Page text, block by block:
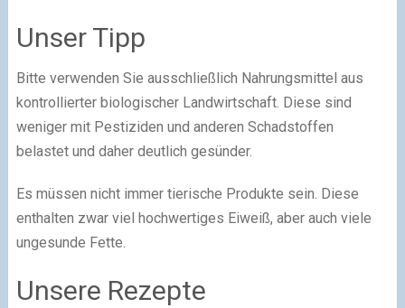
Unser Tipp
Bitte verwenden Sie ausschließlich Nahrungsmittel aus
kontrollierter biologischer Landwirtschaft. Diese sind
weniger mit Pestiziden und anderen Schadstoffen
belastet und daher deutlich gesünder.
Es müssen nicht immer tierische Produkte sein. Diese
enthalten zwar viel hochwertiges Eiweiß, aber auch viele
ungesunde Fette.
Unsere Rezepte